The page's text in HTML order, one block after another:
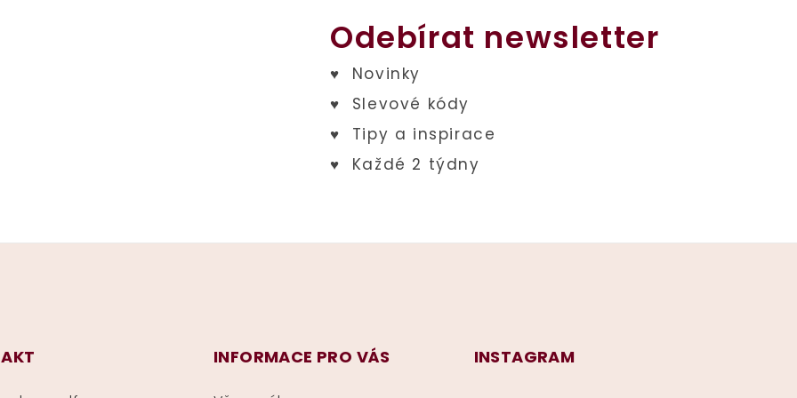
Odebírat newsletter
INFORMACE PRO VÁS INSTAGRAM